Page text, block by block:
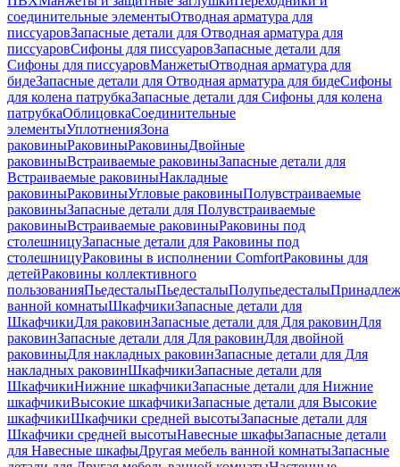
соединительные элементыОтводная арматура для
писсуаровЗапасные детали для Отводная арматура для
писсуаровCифоны для писсуаровЗапасные детали для
Cифоны для писсуаровМанжетыОтводная арматура для
бидеЗапасные детали для Отводная арматура для бидеСифоны
для колена патрубкаЗапасные детали для Сифоны для колена
патрубкаОблицовкаСоединительные
элементыУплотненияЗона
раковиныРаковиныРаковиныДвойные
раковиныВстраиваемые раковиныЗапасные детали для
Встраиваемые раковиныНакладные
раковиныРаковиныУгловые раковиныПолувстраиваемые
раковиныЗапасные детали для Полувстраиваемые
раковиныВстраиваемые раковиныРаковины под
столешницуЗапасные детали для Раковины под
столешницуРаковины в исполнении ComfortPаковины для
детейРаковины коллективного
пользованияПьедесталыПьедесталыПолупьедесталы
ванной комнатыШкафчикиЗапасные детали для
ШкафчикиДля раковинЗапасные детали для Для раковинДля
раковинЗапасные детали для Для раковинДля двойной
раковиныДля накладных pаковинЗапасные детали для Для
накладных pаковинШкафчикиЗапасные детали для
ШкафчикиНижние шкафчикиЗапасные детали для Нижние
шкафчикиВысокие шкафчикиЗапасные детали для Высокие
шкафчикиШкафчики средней высотыЗапасные детали для
Шкафчики средней высотыНавесные шкафыЗапасные детали
для Навесные шкафыДругая мебель ванной комнатыЗапасные